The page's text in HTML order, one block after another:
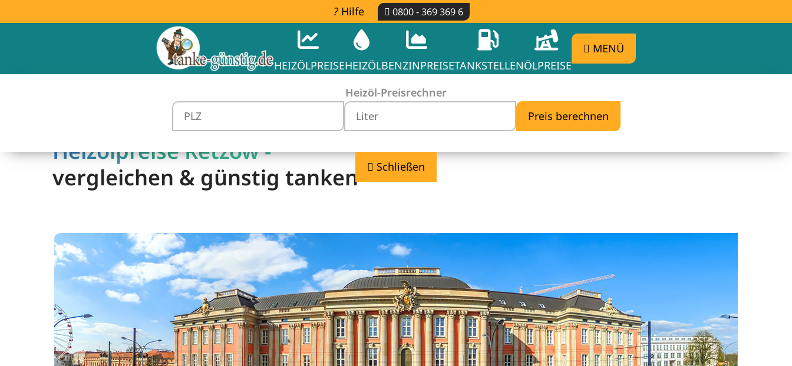
Hilfe 0800 - 369 369 6
HEIZÖLPREISEHEIZÖLBENZINPREISETANKSTELLENÖLPREISE
MENÜ
Heizöl-Preisrechner
Schließen
Heizölpreise Retzow -
vergleichen & günstig tanken